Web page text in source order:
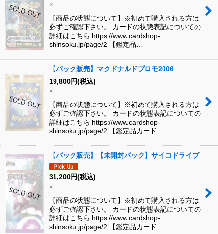
×
【商品の状態について】※初めて購入される方は
必ずご確認下さい。 カードの状態表記についての
詳細はこちら https://www.cardshop-
shinsoku.jp/page/2 【鑑定品…
【パック販売】マクドナルドプロモ2006
19,800円(税込)
×
【商品の状態について】※初めて購入される方は
必ずご確認下さい。 カードの状態表記についての
詳細はこちら https://www.cardshop-
shinsoku.jp/page/2 【鑑定品カード…
【パック販売】【未開封パック】サイコドライブ
31,200円(税込)
×
【商品の状態について】※初めて購入される方は
必ずご確認下さい。 カードの状態表記についての
詳細はこちら https://www.cardshop-
shinsoku.jp/page/2 【鑑定品カード…